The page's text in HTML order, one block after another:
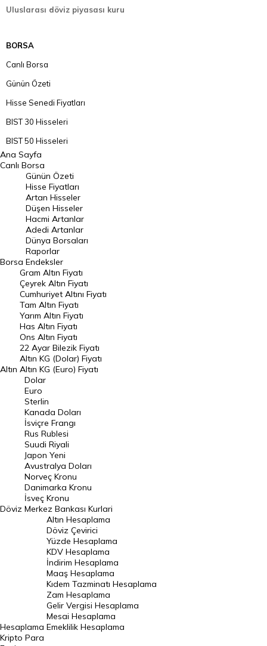
Uluslarası döviz piyasası kuru
BORSA
Canlı Borsa
Günün Özeti
Hisse Senedi Fiyatları
BIST 30 Hisseleri
BIST 50 Hisseleri
BIST 100 Hisseleri
En Çok Artan Hisseler
En Çok Düşen Hisseler
Hacmi Artanlar
Geçmiş Kapanışlar
Dünya Borsaları
Raporlar
Endeksler
DÖVİZ
Döviz Kuru
Dolar Kuru
Euro Kuru
Pound Kuru
Frank Kuru
Riyal Kuru
Avustralya Doları
Danimarka Kronu Kuru
Kanada Doları Kuru
Norveç Kronu Kuru
İsveç Kronu Kuru
Japon Yeni Kuru
Serbest Piyasa Döviz Kurları
Merkez Bankası Döviz Kurları
Altın Fiyatları
Ana Sayfa
Canlı Borsa
Borsa
Günün Özeti
Hisse Fiyatları
Artan Hisseler
Düşen Hisseler
Hacmi Artanlar
Adedi Artanlar
Dünya Borsaları
Raporlar
Endeksler
Altın
Gram Altın Fiyatı
Çeyrek Altın Fiyatı
Cumhuriyet Altını Fiyatı
Tam Altın Fiyatı
Yarım Altın Fiyatı
Has Altın Fiyatı
Ons Altın Fiyatı
22 Ayar Bilezik Fiyatı
Altın KG (Dolar) Fiyatı
Altın KG (Euro) Fiyatı
Döviz
Dolar
Euro
Sterlin
Kanada Doları
İsviçre Frangı
Rus Rublesi
Suudi Riyali
Japon Yeni
Avustralya Doları
Norveç Kronu
Danimarka Kronu
İsveç Kronu
Merkez Bankası Kurlari
Hesaplama
Altın Hesaplama
Döviz Çevirici
Yüzde Hesaplama
KDV Hesaplama
İndirim Hesaplama
Maaş Hesaplama
Kıdem Tazminatı Hesaplama
Zam Hesaplama
Gelir Vergisi Hesaplama
Mesai Hesaplama
Emeklilik Hesaplama
Kripto Para